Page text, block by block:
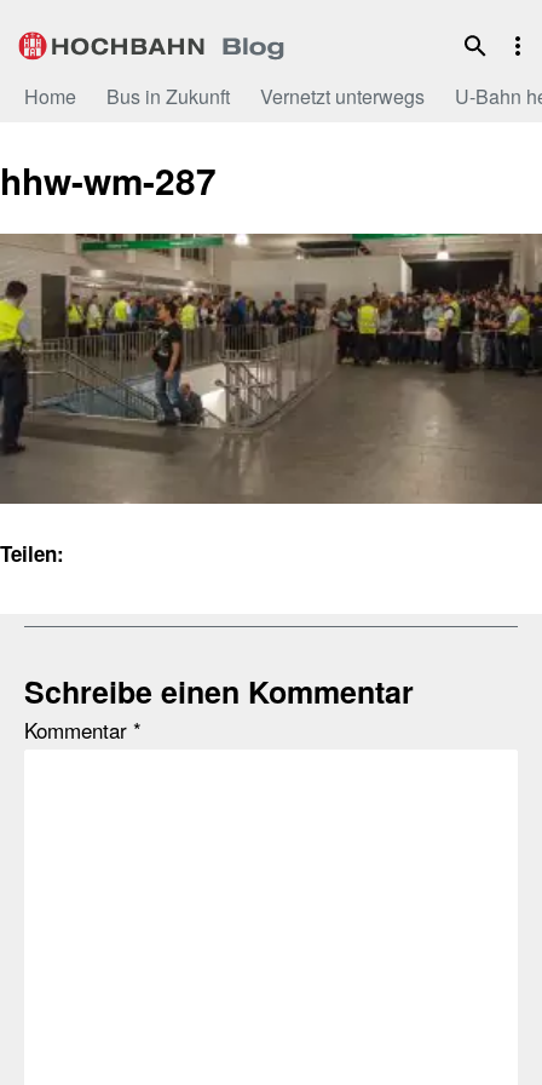
Inhalt
Home Bus in Zukunft Vernetzt unterwegs U-Bahn
hhw-wm-287
Teilen:
Schreibe einen Kommentar
Kommentar *